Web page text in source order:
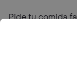
Pide tu comida